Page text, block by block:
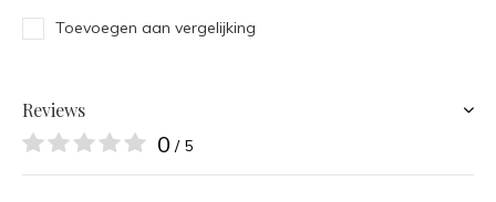
Toevoegen aan vergelijking
Reviews
0 / 5